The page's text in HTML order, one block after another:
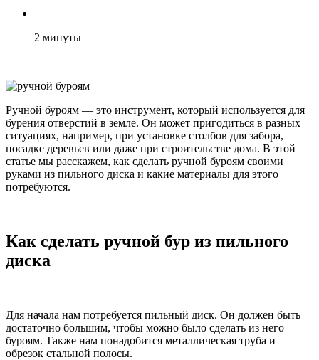
2 минуты
Ручной буроям — это инструмент, который используется для
бурения отверстий в земле. Он может пригодиться в разных
ситуациях, например, при установке столбов для забора,
посадке деревьев или даже при строительстве дома. В этой
статье мы расскажем, как сделать ручной буроям своими
руками из пильного диска и какие материалы для этого
потребуются.
Как сделать ручной бур из пильного
диска
Для начала нам потребуется пильный диск. Он должен быть
достаточно большим, чтобы можно было сделать из него
буроям. Также нам понадобится металлическая труба и
обрезок стальной полосы.